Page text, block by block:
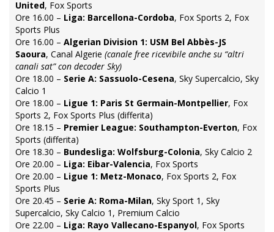
United, Fox Sports
Ore 16.00 – Liga: Barcellona-Cordoba, Fox Sports 2, Fox
Sports Plus
Ore 16.00 – Algerian Division 1: USM Bel Abbès-JS
Saoura, Canal Algerie (canale free ricevibile anche su “altri
canali sat” con decoder Sky)
Ore 18.00 – Serie A: Sassuolo-Cesena, Sky Supercalcio, Sky
Calcio 1
Ore 18.00 – Ligue 1: Paris St Germain-Montpellier, Fox
Sports 2, Fox Sports Plus (differita)
Ore 18.15 – Premier League: Southampton-Everton, Fox
Sports (differita)
Ore 18.30 – Bundesliga: Wolfsburg-Colonia, Sky Calcio 2
Ore 20.00 – Liga: Eibar-Valencia, Fox Sports
Ore 20.00 – Ligue 1: Metz-Monaco, Fox Sports 2, Fox
Sports Plus
Ore 20.45 – Serie A: Roma-Milan, Sky Sport 1, Sky
Supercalcio, Sky Calcio 1, Premium Calcio
Ore 22.00 – Liga: Rayo Vallecano-Espanyol, Fox Sports